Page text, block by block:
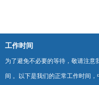
工作时间
为了避免不必要的等待，敬请注意
间 。以下是我们的正常工作时间，